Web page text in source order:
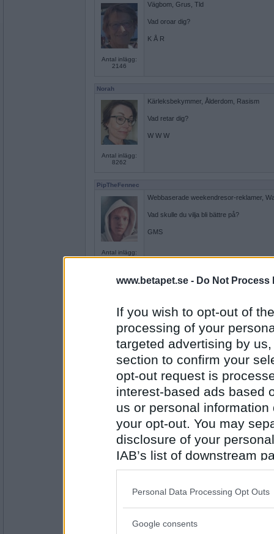
www.betapet.se - Do Not Process
If you wish to opt-out of
processing of your
targeted advertising by
section to confirm your
opt-out request is
interest-based ads based
us or personal
your opt-out. You may
disclosure of your
IAB’s list of downstream
also be disclosed by us
Downstream Participants
Please note that this
Personal Data Processing Opt Outs
Google consents
Antal inlägg:
2146
Vägbom, Grus, Tld
Vad oroar dig?
K Å R
Norah
Antal inlägg:
8262
Kärleksbekymmer, Ålderdom, Rasism
Vad retar dig?
W W W
PipTheFennec
Antal inlägg:
4554
Webbaserade weekendresor-reklamer,
Vad skulle du vilja bli bättre på?
GMS
Antal inlägg:
Vad är du bäst på?
EEE
lolololololo
Antal inlägg:
Estniska, engelska, esperanto
Vad har du väskan?
ABC